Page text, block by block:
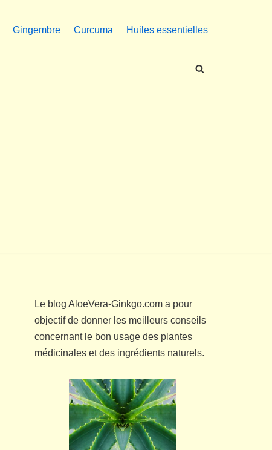
Gingembre Curcuma Huiles essentielles
Le blog AloeVera-Ginkgo.com a pour
objectif de donner les meilleurs conseils
concernant le bon usage des plantes
médicinales et des ingrédients naturels.